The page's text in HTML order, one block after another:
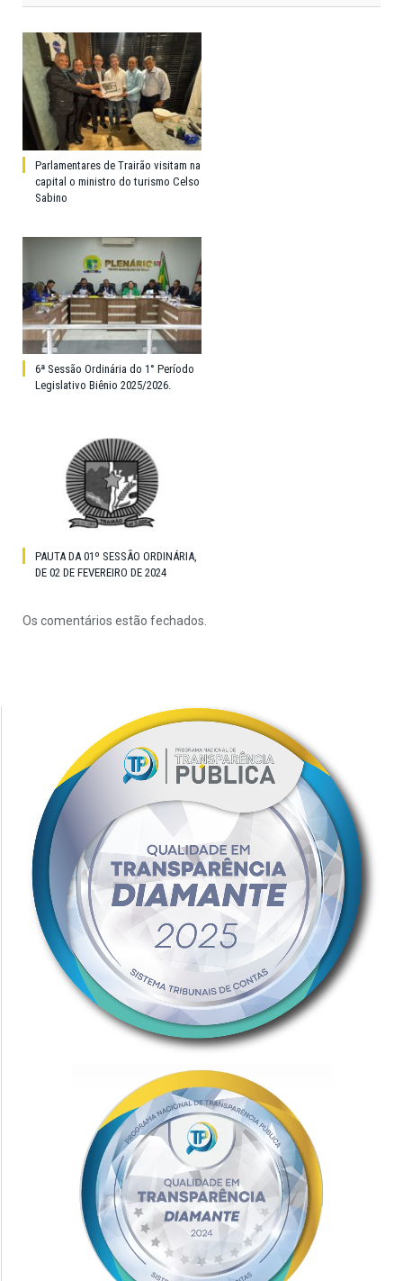
Parlamentares de Trairão visitam na
capital o ministro do turismo Celso
Sabino
6ª Sessão Ordinária do 1° Período
Legislativo Biênio 2025/2026.
PAUTA DA 01º SESSÃO ORDINÁRIA,
DE 02 DE FEVEREIRO DE 2024
Os comentários estão fechados.